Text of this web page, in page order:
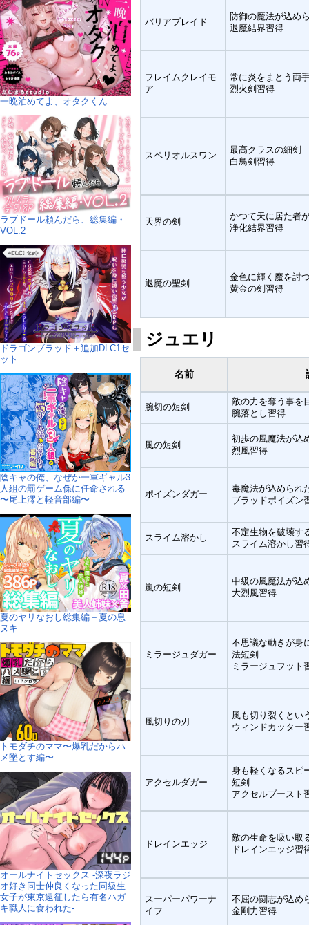
バリアブレイド
防御の魔法が込め
退魔結界習得
フレイムクレイモ
ア
常に炎をまとう両
烈火剣習得
スペリオルスワン
最高クラスの細剣
白鳥剣習得
天界の剣
かつて天に居た者
浄化結界習得
退魔の聖剣
金色に輝く魔を討
黄金の剣習得
ジュエリ
名前
腕切の短剣
敵の力を奪う事を
腕落とし習得
風の短剣
初歩の風魔法が込
烈風習得
ポイズンダガー
毒魔法が込められ
ブラッドポイズン
スライム溶かし
不定生物を破壊す
スライム溶かし習
嵐の短剣
中級の風魔法が込
大烈風習得
ミラージュダガー
不思議な動きが身
法短剣
ミラージュフット
風切りの刃
風も切り裂くとい
ウィンドカッター
アクセルダガー
身も軽くなるスピ
短剣
アクセルブースト
ドレインエッジ
敵の生命を吸い取
ドレインエッジ習
スーパーパワーナ
イフ
不屈の闘志が込め
金剛力習得
一晩泊めてよ、オタクくん
ラブドール頼んだら、総集編・
VOL.2
ドラゴンブラッド＋追加DLC1セ
ット
陰キャの俺、なぜか一軍ギャル3
人組の罰ゲーム係に任命される
〜尾上澪と軽音部編〜
夏のヤリなおし総集編＋夏の息
ヌキ
トモダチのママ〜爆乳だからハ
メ墜とす編〜
オールナイトセックス -深夜ラジ
オ好き同士仲良くなった同級生
女子が東京遠征したら有名ハガ
キ職人に食われた-